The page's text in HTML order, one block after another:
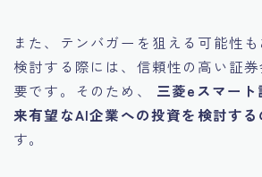
また、テンバガーを狙える可能性
検討する際には、信頼性の高い証
要です。そのため、 三菱eスマー
来有望なAI企業への投資を検討する
す。